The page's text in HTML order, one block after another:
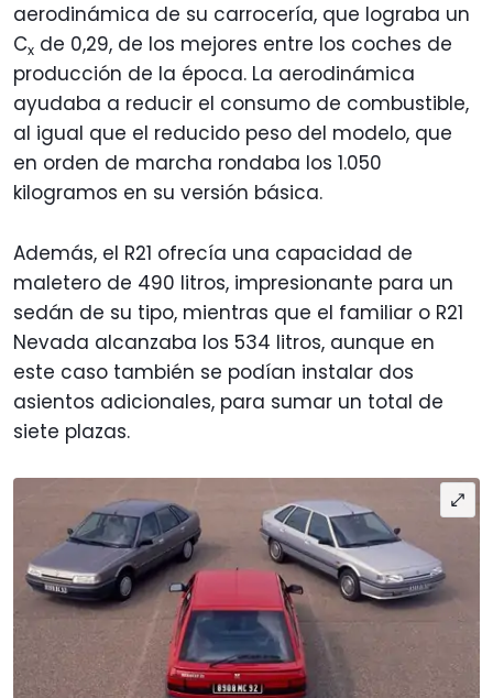
aerodinámica de su carrocería, que lograba un
Cx de 0,29, de los mejores entre los coches de
producción de la época. La aerodinámica
ayudaba a reducir el consumo de combustible,
al igual que el reducido peso del modelo, que
en orden de marcha rondaba los 1.050
kilogramos en su versión básica.
Además, el R21 ofrecía una capacidad de
maletero de 490 litros, impresionante para un
sedán de su tipo, mientras que el familiar o R21
Nevada alcanzaba los 534 litros, aunque en
este caso también se podían instalar dos
asientos adicionales, para sumar un total de
siete plazas.